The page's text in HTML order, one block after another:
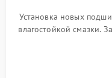
Установка новых
влагостойкой смазки.
или